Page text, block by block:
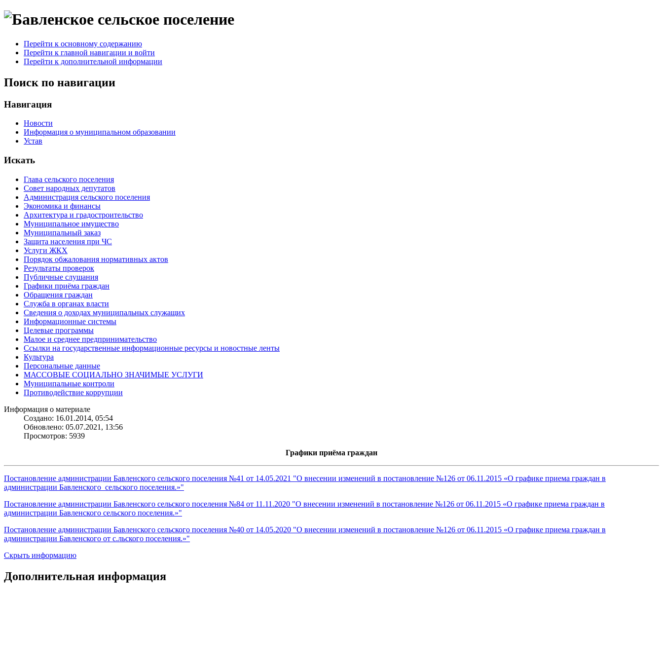
Перейти к основному содержанию
Перейти к главной навигации и войти
Перейти к дополнительной информации
Поиск по навигации
Навигация
Новости
Информация о муниципальном образовании
Устав
Искать
Глава сельского поселения
Совет народных депутатов
Администрация сельского поселения
Экономика и финансы
Архитектура и градостроительство
Муниципальное имущество
Муниципальный заказ
Защита населения при ЧС
Услуги ЖКХ
Порядок обжалования нормативных актов
Результаты проверок
Публичные слушания
Графики приёма граждан
Обращения граждан
Служба в органах власти
Сведения о доходах муниципальных служащих
Информационные системы
Целевые программы
Малое и среднее предпринимательство
Ссылки на государственные информационные ресурсы и новостные ленты
Культура
Персональные данные
МАССОВЫЕ СОЦИАЛЬНО ЗНАЧИМЫЕ УСЛУГИ
Муниципальные контроли
Противодействие коррупции
Информация о материале
Создано: 16.01.2014, 05:54
Обновлено: 05.07.2021, 13:56
Просмотров: 5939
Графики приёма граждан
Постановление администрации Бавленского сельского поселения №41 от 14.05.2021 "О внесении изменений в постановление №126 от 06.11.2015 «О графике приема граждан в
администрации Бавленского сельского поселения.»"
Постановление администрации Бавленского сельского поселения №84 от 11.11.2020 "О внесении изменений в постановление №126 от 06.11.2015 «О графике приема граждан в
администрации Бавленского сельского поселения.»"
Постановление администрации Бавленского сельского поселения №40 от 14.05.2020 "О внесении изменений в постановление №126 от 06.11.2015 «О графике приема граждан в
администрации Бавленского от с.льского поселения.»"
Скрыть информацию
Дополнительная информация